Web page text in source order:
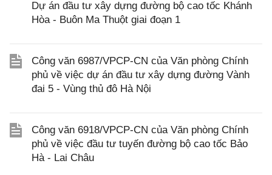
Dự án đầu tư xây dựng đường bộ cao tốc Khánh
Hòa - Buôn Ma Thuột giai đoạn 1
Công văn 6987/VPCP-CN của Văn phòng Chính
phủ về việc dự án đầu tư xây dựng đường Vành
đai 5 - Vùng thủ đô Hà Nội
Công văn 6918/VPCP-CN của Văn phòng Chính
phủ về việc đầu tư tuyến đường bộ cao tốc Bảo
Hà - Lai Châu